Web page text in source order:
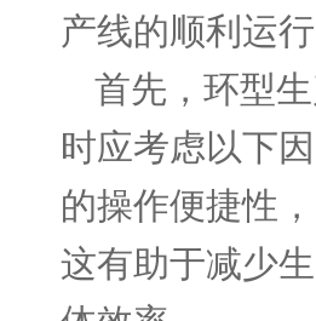
产线的顺利运行
首先，环型
时应考虑以下
的操作便捷性
这有助于减少